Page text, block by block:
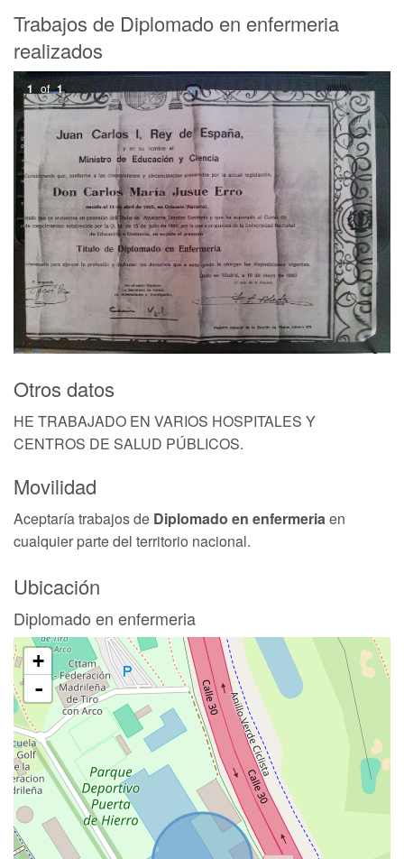
Trabajos de Diplomado en enfermeria
realizados
1 of 1
Otros datos
HE TRABAJADO EN VARIOS HOSPITALES Y
CENTROS DE SALUD PÚBLICOS.
Movilidad
Aceptaría trabajos de Diplomado en enfermeriaen
cualquier parte del territorio nacional.
Ubicación
Diplomado en enfermeria
+
-